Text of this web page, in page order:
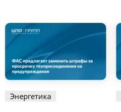
Энергетика